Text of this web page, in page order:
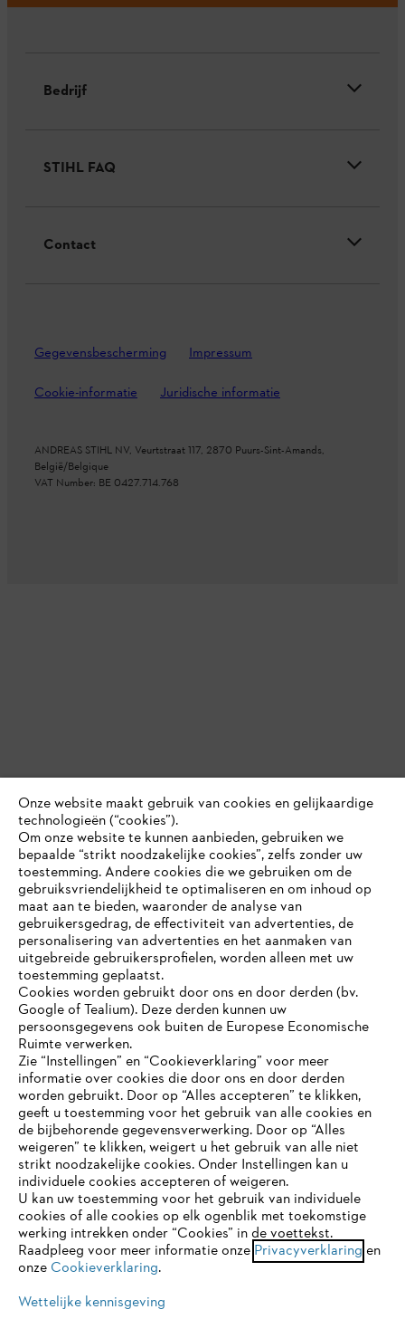
Bedrijf
STIHL FAQ
Contact
Gegevensbescherming Impressum
Cookie-informatie Juridische informatie
ANDREAS STIHL NV, Veurtstraat 117, 2870 Puurs-Sint-Amands,
België/Belgique
VAT Number: BE 0427.714.768
JE BROWSER WORDT NIET
ONDERSTEUND
Je gebruikt een browser die we nog niet ondersteunen. Om
onze website optimaal te kunnen gebruiken, raden we aan dat
je overschakelt op één van de volgende browsers:
firefox
Onze website maakt gebruik van cookies en gelijkaardige
technologieën (“cookies”).
Om onze website te kunnen aanbieden, gebruiken we
bepaalde “strikt noodzakelijke cookies”, zelfs zonder uw
toestemming. Andere cookies die we gebruiken om de
gebruiksvriendelijkheid te optimaliseren en om inhoud op
maat aan te bieden, waaronder de analyse van
gebruikersgedrag, de effectiviteit van advertenties, de
personalisering van advertenties en het aanmaken van
uitgebreide gebruikersprofielen, worden alleen met uw
toestemming geplaatst.
Cookies worden gebruikt door ons en door derden (bv.
Google of Tealium). Deze derden kunnen uw
persoonsgegevens ook buiten de Europese Economische
Ruimte verwerken.
Zie “Instellingen” en “Cookieverklaring” voor meer
informatie over cookies die door ons en door derden
worden gebruikt. Door op “Alles accepteren” te klikken,
geeft u toestemming voor het gebruik van alle cookies en
de bijbehorende gegevensverwerking. Door op “Alles
weigeren” te klikken, weigert u het gebruik van alle niet
strikt noodzakelijke cookies. Onder Instellingen kan u
individuele cookies accepteren of weigeren.
U kan uw toestemming voor het gebruik van individuele
cookies of alle cookies op elk ogenblik met toekomstige
werking intrekken onder “Cookies” in de voettekst.
Raadpleeg voor meer informatie onze Privacyverklaring en
onze Cookieverklaring.
Wettelijke kennisgeving